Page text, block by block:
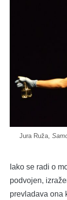
Jura Ruža,
Iako se radi o
podvojen,
prevladava ona